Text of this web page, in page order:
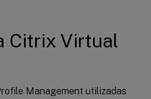
Citrix Virtual
Management utilizadas